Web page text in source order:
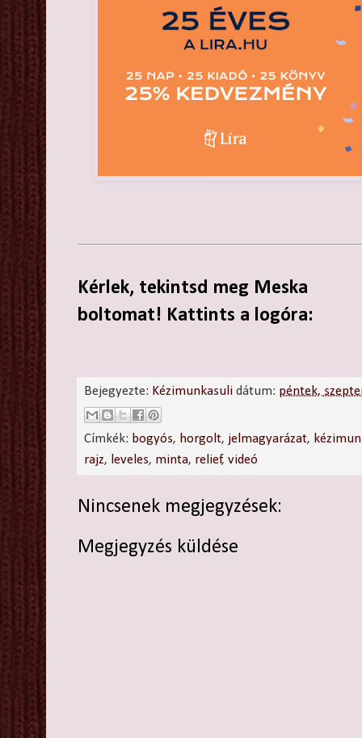
Kérlek, tekintsd meg Meska
boltomat! Kattints a logóra:
Bejegyezte: Kézimunkasuli dátum: péntek,
Címkék: bogyós, horgolt, jelmagyarázat,
rajz, leveles, minta, relief,videó
Nincsenek megjegyzések:
Megjegyzés küldése